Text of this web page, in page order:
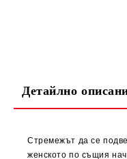
Детайлно
Стремежът да се
женското по същия